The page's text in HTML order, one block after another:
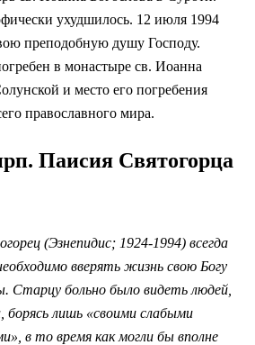
ухудшилось. 12 июля 1994
преподобную душу Господу.
в монастыре св. Иоанна
и место его погребения
православного мира.
Паисия Святогорца
(Эзнепидис; 1924-1994) всегда
вверять жизнь свою Богу
Старцу больно было видеть людей,
борясь лишь «своими слабыми
в то время как могли бы вполне